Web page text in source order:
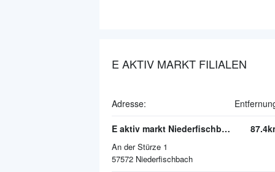
E AKTIV MARKT FILIALEN
Adresse:
E aktiv markt Niederfischbach
An der Stürze 1
57572 Niederfischbach